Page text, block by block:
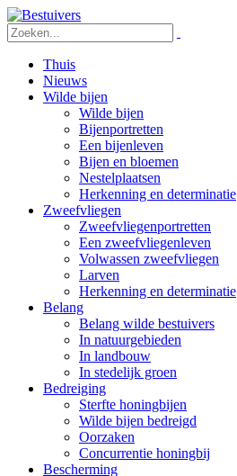
Thuis
Nieuws
Wilde bijen
Wilde bijen
Bijenportretten
Een bijenleven
Bijen en bloemen
Nestelplaatsen
Herkenning en determinatie
Zweefvliegen
Zweefvliegenportretten
Een zweefvliegenleven
Volwassen zweefvliegen
Larven
Herkenning en determinatie
Belang
Belang wilde bestuivers
In natuurgebieden
In landbouw
In stedelijk groen
Bedreiging
Sterfte honingbijen
Wilde bijen bedreigd
Oorzaken
Concurrentie honingbij
Bescherming